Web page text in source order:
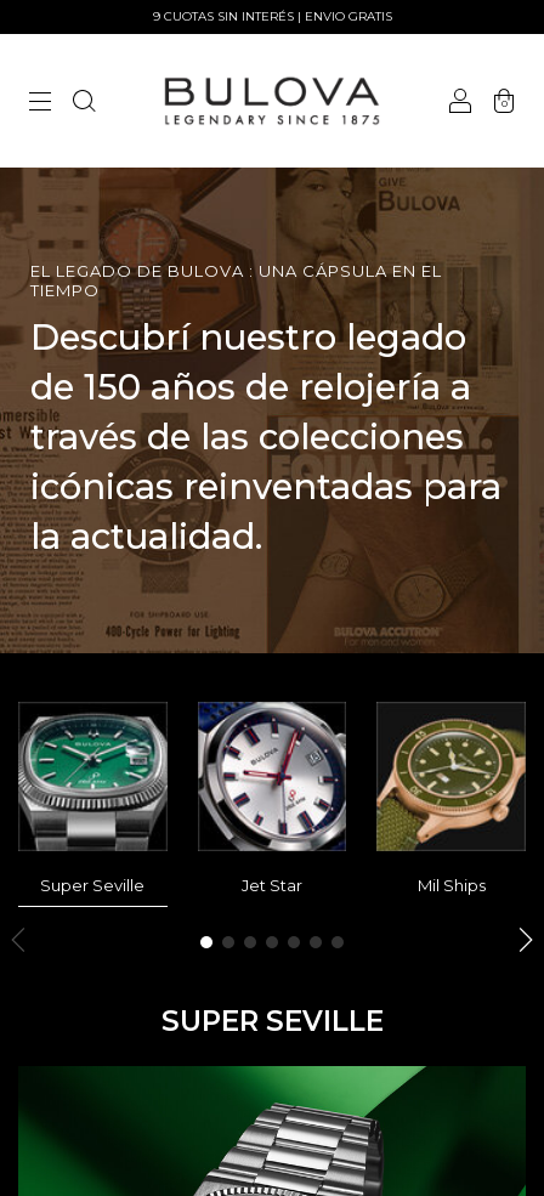
9 CUOTAS SIN INTERÉS | ENVIO GRATIS
0
EL LEGADO DE BULOVA : UNA CÁPSULA EN EL
TIEMPO
Descubrí nuestro legado
de 150 años de relojería a
través de las colecciones
icónicas reinventadas para
la actualidad.
Super Seville Jet Star Mil Ships
SUPER SEVILLE